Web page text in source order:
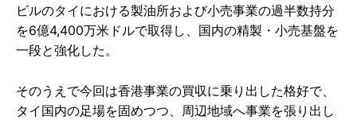
ビルのタイにおける製油所および小売事業の過半数持分
を6億4,400万米ドルで取得し、国内の精製・小売基盤を
一段と強化した。
そのうえで今回は香港事業の買収に乗り出した格好で、
タイ国内の足場を固めつつ、周辺地域へ事業を張り出し